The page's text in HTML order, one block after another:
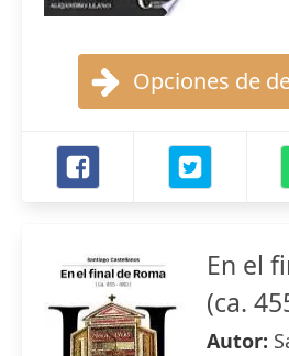
Opciones de
En el
(ca.
Autor: